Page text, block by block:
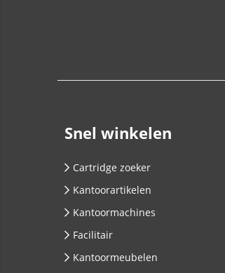
Snel winkelen
Cartridge zoeker
Kantoorartikelen
Kantoormachines
Facilitair
Kantoormeubelen